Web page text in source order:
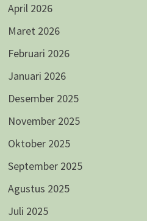
April 2026
Maret 2026
Februari 2026
Januari 2026
Desember 2025
November 2025
Oktober 2025
September 2025
Agustus 2025
Juli 2025